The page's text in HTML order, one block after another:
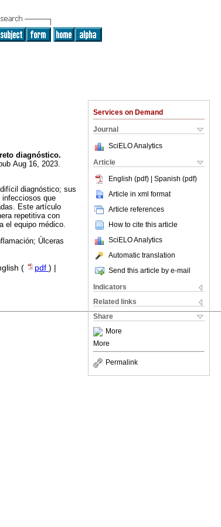
Services on Demand
Journal
SciELO Analytics
Article
English (pdf) | Spanish (pdf)
Article in xml format
Article references
How to cite this article
SciELO Analytics
Automatic translation
Send this article by e-mail
Indicators
Related links
Share
More
More
Permalink
diagnóstico.
Aug 16, 2023.
diagnóstico; sus
que
Este artículo
repetitiva con
el equipo médico.
Úlceras
( pdf ) |